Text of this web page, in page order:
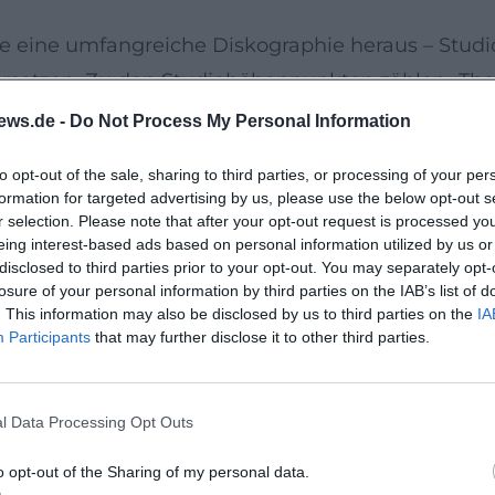
- Do Not Process My Personal Information
opt-out of the sale, sharing to third parties, or processing of your
for targeted advertising by us, please use the below opt-out
selection. Please note that after your opt-out request is processed
interest-based ads based on personal information utilized by us
to third parties prior to your opt-out. You may separately
of your personal information by third parties on the IAB’s list of
This information may also be disclosed by us to third parties on the
Participants that may further disclose it to other third parties.
Data Processing Opt Outs
opt-out of the Sharing of my personal data.
eine umfangreiche Diskographie heraus –
Zu den Studiohöhenpunkten zählen „The
Little“ (2007), „Christmas with the Ukulele
Girls“ (2015), „The Originals“ (2016) und
at the Royal Albert Hall“ konservieren die
Fassung von „Dy-Na-Mi-Tee“ die UK-
Repertoirepflege,
bis „Anarchy in the U.K.“
mit Gattungscodes. „Ode an die
Ballade; „Pinball Wizard“ wird in
weil die Band die Parameter Tonart,
Performance schärft so ein Hörerlebnis